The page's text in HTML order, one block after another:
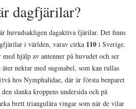
dagfjärilar?
huvudsakligen dagaktiva fjärilar. Det finns
i världen, varav cirka 110 i Sverige.
hjälp av antenner på huvudet och ser
nektar med sugsnabel, som kan rullas
hos Nymphalidae, där är första benparet
slanka kroppens undersida och på
brett triangulära vingar som när de vilar